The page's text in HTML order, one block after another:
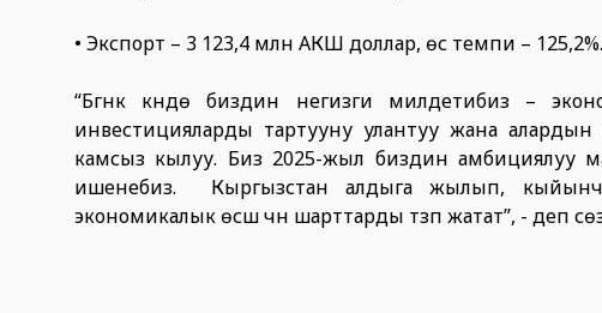
• Экспорт – 3 123,4 млн АКШ доллар, өсүү темпи – 125,2%.
“Бүгүнкү күндө биздин негизги милдетибиз –
инвестицияларды тартууну улантуу жана алардын
камсыз кылуу. Биз 2025-жыл биздин амбициялуу
ишенебиз. Кыргызстан алдыга жылып,
экономикалык өсүш үчүн шарттарды түзүп жатат”, -